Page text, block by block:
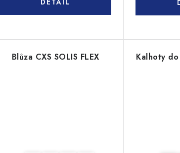
Blůza CXS SOLIS FLEX Kalhoty do